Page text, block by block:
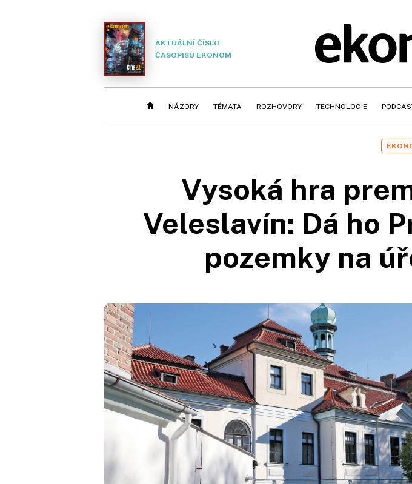
AKTUÁLNÍ ČÍSLO
ČASOPISU EKONOM
NÁZORY TÉMATA ROZHOVORY TECHNOLOGIE
Vysoká hra
Veleslavín: Dá ho
pozemky na